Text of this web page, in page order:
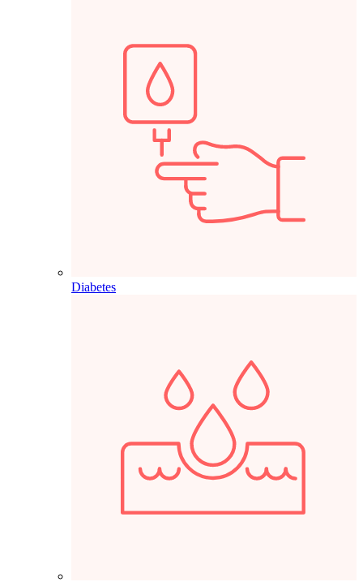
Diabetes